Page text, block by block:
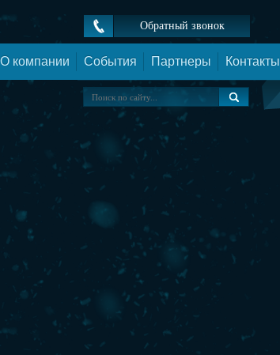
О компании События Партнеры Контакты
Обратный звонок